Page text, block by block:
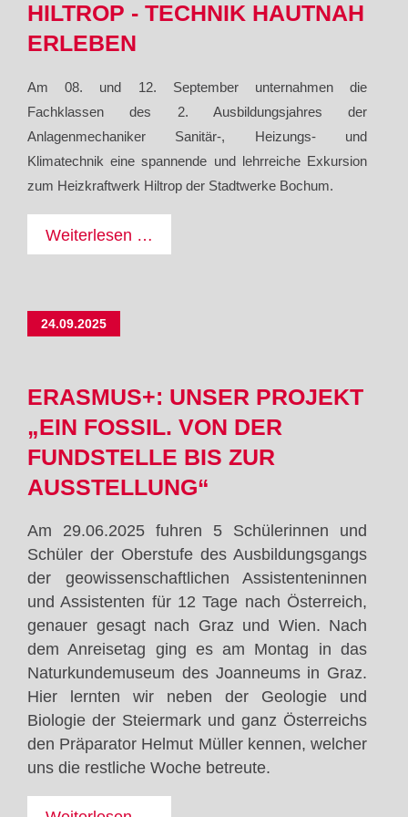
HILTROP - TECHNIK HAUTNAH
ERLEBEN
Am 08. und 12. September unternahmen die
Fachklassen des 2. Ausbildungsjahres der
Anlagenmechaniker Sanitär-, Heizungs- und
Klimatechnik eine spannende und lehrreiche Exkursion
zum Heizkraftwerk Hiltrop der Stadtwerke Bochum.
Weiterlesen …
der
Hiltrop
-
Technik
hautnah
erleben
24.09.2025
ERASMUS+: UNSER PROJEKT
„EIN FOSSIL. VON DER
FUNDSTELLE BIS ZUR
AUSSTELLUNG“
Am 29.06.2025 fuhren 5 Schülerinnen und
Schüler der Oberstufe des Ausbildungsgangs
der geowissenschaftlichen Assistenteninnen
und Assistenten für 12 Tage nach Österreich,
genauer gesagt nach Graz und Wien. Nach
dem Anreisetag ging es am Montag in das
Naturkundemuseum des Joanneums in Graz.
Hier lernten wir neben der Geologie und
Biologie der Steiermark und ganz Österreichs
den Präparator Helmut Müller kennen, welcher
uns die restliche Woche betreute.